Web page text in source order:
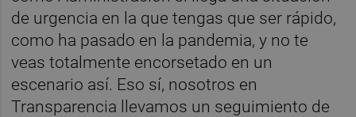
de urgencia en la que tengas que ser rápido,
como ha pasado en la pandemia, y no te
veas totalmente encorsetado en un
escenario así. Eso sí, nosotros en
Transparencia llevamos un seguimiento de